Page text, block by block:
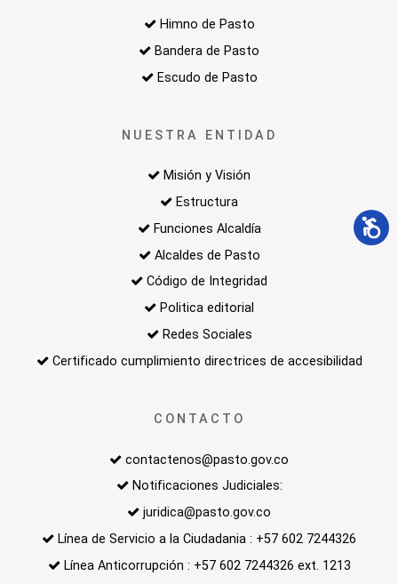
Himno de Pasto
Bandera de Pasto
Escudo de Pasto
NUESTRA ENTIDAD
Misión y Visión
Estructura
Funciones Alcaldía
Alcaldes de Pasto
Código de Integridad
Politica editorial
Redes Sociales
Certificado cumplimiento directrices de accesibilidad
CONTACTO
contactenos@pasto.gov.co
Notificaciones Judiciales:
juridica@pasto.gov.co
Línea de Servicio a la Ciudadania : +57 602 7244326
Línea Anticorrupción : +57 602 7244326 ext. 1213